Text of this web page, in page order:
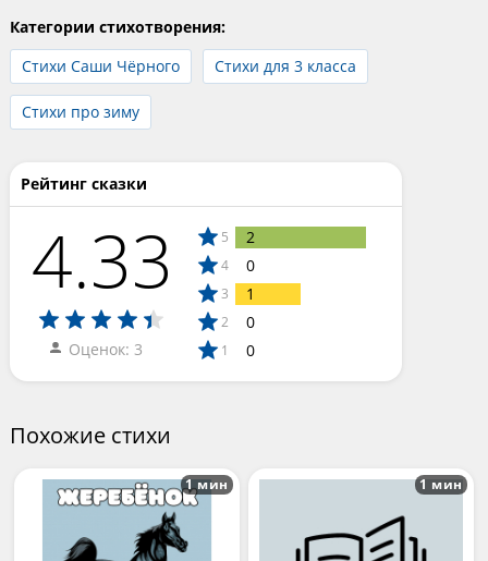
Категории стихотворения:
Стихи Саши Чёрного
Стихи для 3 класса
Стихи про зиму
Рейтинг сказки
4.33
Оценок: 3
5 2
4 0
3 1
2 0
1 0
Похожие стихи
1 мин 1 мин